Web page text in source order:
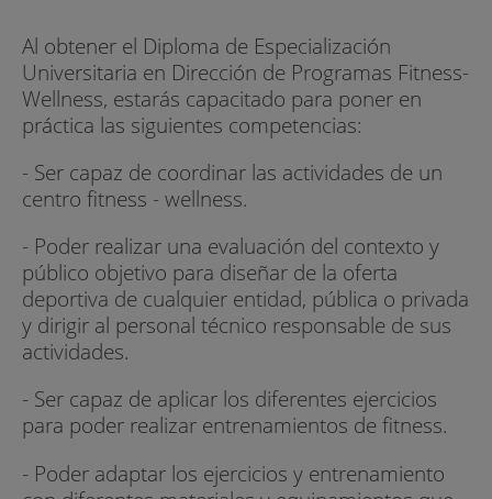
Al obtener el Diploma de Especialización
Universitaria en Dirección de Programas Fitness-
Wellness, estarás capacitado para poner en
práctica las siguientes competencias:
- Ser capaz de coordinar las actividades de un
centro fitness - wellness.
- Poder realizar una evaluación del contexto y
público objetivo para diseñar de la oferta
deportiva de cualquier entidad, pública o privada
y dirigir al personal técnico responsable de sus
actividades.
- Ser capaz de aplicar los diferentes ejercicios
para poder realizar entrenamientos de fitness.
- Poder adaptar los ejercicios y entrenamiento